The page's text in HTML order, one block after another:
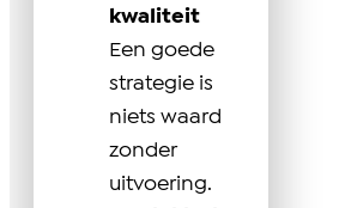
kwaliteit
Een goede
strategie is
niets waard
zonder
uitvoering.